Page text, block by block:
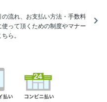
流れ、お支払い方法・手数料
って頂くための制度やマナー
ら。